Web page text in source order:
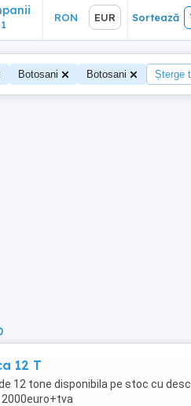
1
RON EUR Sortează
Botosani Botosani Șterge
12 T
12 tone disponibila pe stoc cu